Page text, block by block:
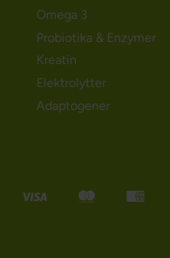
Omega 3
Probiotika & Enzymer
Kreatin
Elektrolytter
Adaptogener